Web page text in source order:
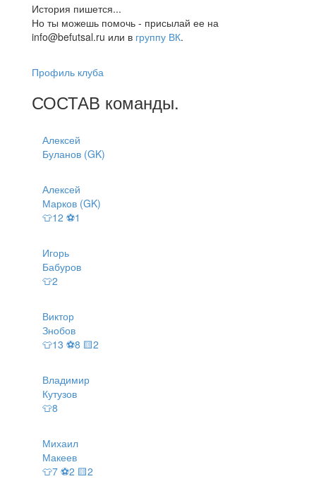
История пишется...
Но ты можешь помочь - присылай ее на
info@befutsal.ru или в группу ВК.
Профиль клуба
СОСТАВ команды.
Алексей
Буланов (GK)
Алексей
Марков (GK)
👕12 ⚽1
Игорь
Бабуров
👕2
Виктор
Знобов
👕13 ⚽8 🟨2
Владимир
Кутузов
👕8
Михаил
Макеев
👕7 ⚽2 🟨2